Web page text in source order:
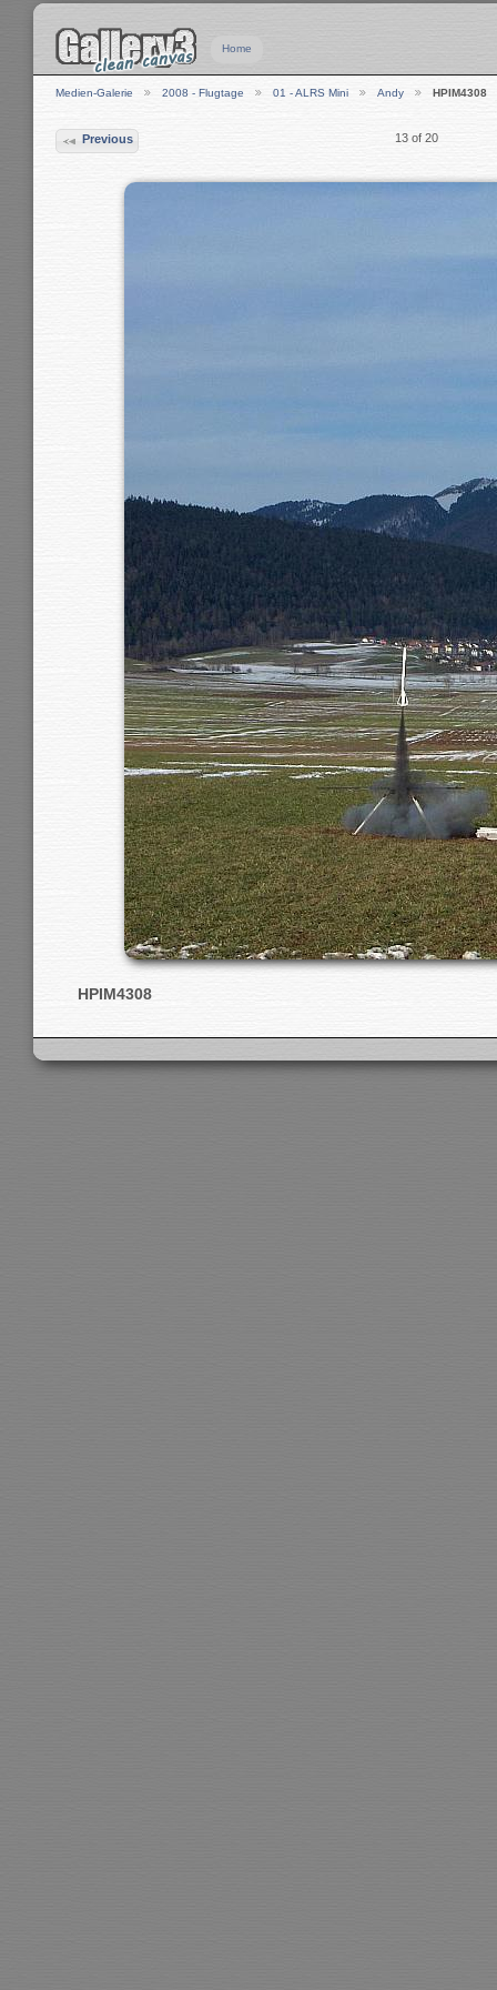
Home
Medien-Galerie 2008 - Flugtage 01 - ALRS Mini Andy HPIM4308
Previous 13 of 20
HPIM4308